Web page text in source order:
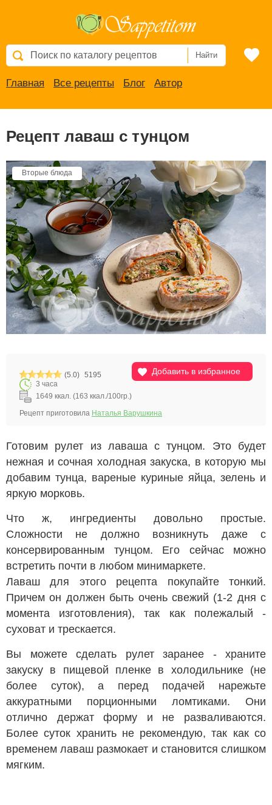
Найти
Главная Все рецепты Блог Автор
Рецепт лаваш с тунцом
Вторые блюда
Добавить в избранное
(5.0) 5195
3 часа
1649 ккал. (163 ккал./100гр.)
Рецепт приготовила Наталья Варушкина
Готовим рулет из лаваша с тунцом. Это будет
нежная и сочная холодная закуска, в которую мы
добавим тунца, вареные куриные яйца, зелень и
яркую морковь.
Что ж, ингредиенты довольно простые.
Сложности не должно возникнуть даже с
консервированным тунцом. Его сейчас можно
встретить почти в любом минимаркете.
Лаваш для этого рецепта покупайте тонкий.
Причем он должен быть очень свежий (1-2 дня с
момента изготовления), так как полежалый -
суховат и трескается.
Вы можете сделать рулет заранее - храните
закуску в пищевой пленке в холодильнике (не
более суток), а перед подачей нарежьте
аккуратными порционными ломтиками. Они
отлично держат форму и не разваливаются.
Более суток хранить не рекомендую, так как со
временем лаваш размокает и становится слишком
мягким.